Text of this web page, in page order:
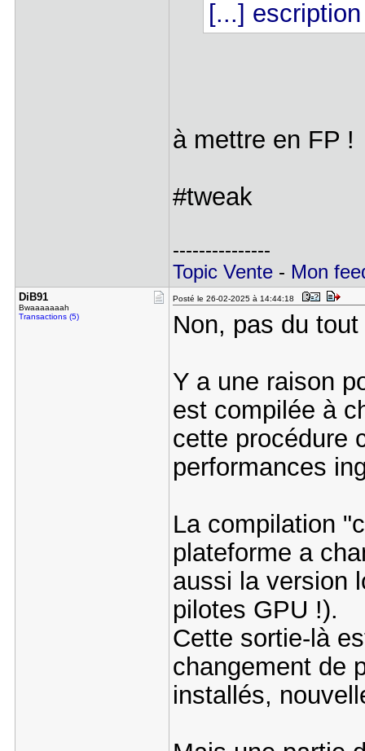
[...] escription
à mettre en FP
#tweak
---------------
Topic Vente- Mon
DiB91
Bwaaaaaaah
Transactions (5)
Posté le 26-02-2025 à 14:44:18
Non, pas du tout
Y a une raison
est compilée à
cette procédure
performances
La compilation
plateforme a
aussi la version
pilotes GPU !).
Cette sortie-là
changement de
installés,